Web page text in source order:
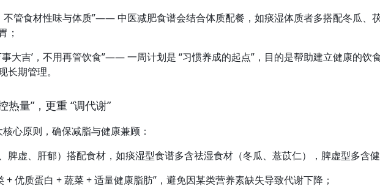
不管食材性味与体质”—— 中医减肥食谱会结合体质配餐，如痰湿体质者多搭配冬瓜
；
大吉’，不用再管饮食”—— 一周计划是 “习惯养成的起点”，目的是帮助建立健康的饮
期管理。
热量”，更重 “调代谢”
心原则，确保减脂与健康兼顾：
脾虚、肝郁）搭配食材，如痰湿型食谱多含祛湿食材（冬瓜、薏苡仁），脾虚型多含
+ 优质蛋白 + 蔬菜 + 适量健康脂肪”，避免因某类营养素缺失导致代谢下降；